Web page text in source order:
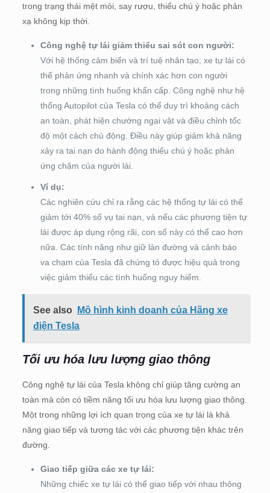
trong trạng thái mệt mỏi, say rượu, thiếu chú ý hoặc phản
xạ không kịp thời.
Công nghệ tự lái giảm thiểu sai sót con người:
Với hệ thống cảm biến và trí tuệ nhân tạo, xe tự lái có
thể phản ứng nhanh và chính xác hơn con người
trong những tình huống khẩn cấp. Công nghệ như hệ
thống Autopilot của Tesla có thể duy trì khoảng cách
an toàn, phát hiện chướng ngại vật và điều chỉnh tốc
độ một cách chủ động. Điều này giúp giảm khả năng
xảy ra tai nạn do hành động thiếu chú ý hoặc phản
ứng chậm của người lái.
Ví dụ:
Các nghiên cứu chỉ ra rằng các hệ thống tự lái có thể
giảm tới 40% số vụ tai nạn, và nếu các phương tiện tự
lái được áp dụng rộng rãi, con số này có thể cao hơn
nữa. Các tính năng như giữ làn đường và cảnh báo
va chạm của Tesla đã chứng tỏ được hiệu quả trong
việc giảm thiểu các tình huống nguy hiểm.
See also
Mô hình kinh doanh của Hãng xe
điện Tesla
Tối ưu hóa lưu lượng giao thông
Công nghệ tự lái của Tesla không chỉ giúp tăng cường an
toàn mà còn có tiềm năng tối ưu hóa lưu lượng giao thông.
Một trong những lợi ích quan trọng của xe tự lái là khả
năng giao tiếp và tương tác với các phương tiện khác trên
đường.
Giao tiếp giữa các xe tự lái:
Những chiếc xe tự lái có thể giao tiếp với nhau thông